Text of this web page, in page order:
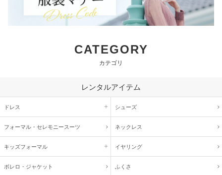
CATEGORY
カテゴリ
レンタルアイテム
ドレス シューズ
フォーマル・ セレモニースーツ ネックレス
キッズフォーマル イヤリング
ボレロ・ジャケット ふくさ